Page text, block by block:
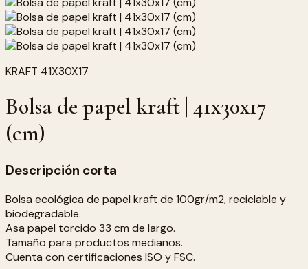
KRAFT 41X30X17
Bolsa de papel kraft | 41x30x17
(cm)
Descripción corta
Bolsa ecológica de papel kraft de 100gr/m2, reciclable y
biodegradable.
Asa papel torcido 33 cm de largo.
Tamaño para productos medianos.
Cuenta con certificaciones ISO y FSC.